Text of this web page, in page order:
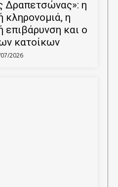
Δραπετσώνας»: η
κληρονομιά, η
επιβάρυνση και ο
κατοίκων
2026